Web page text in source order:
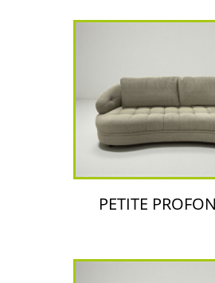
PETITE